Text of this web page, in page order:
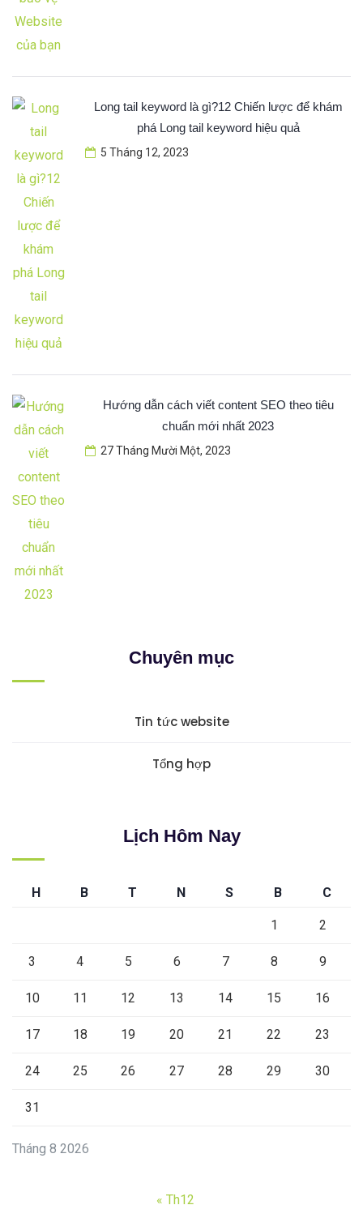
Long tail keyword là gì?12 Chiến lược để khám
phá Long tail keyword hiệu quả
5 Tháng 12, 2023
Hướng dẫn cách viết content SEO theo tiêu
chuẩn mới nhất 2023
27 Tháng Mười Một, 2023
Chuyên mục
Tin tức website
Tổng hợp
Lịch Hôm Nay
Tháng 8 2026
H B T N S B C
1 2
3 4 5 6 7 8 9
10 11 12 13 14 15 16
17 18 19 20 21 22 23
24 25 26 27 28 29 30
31
« Th12